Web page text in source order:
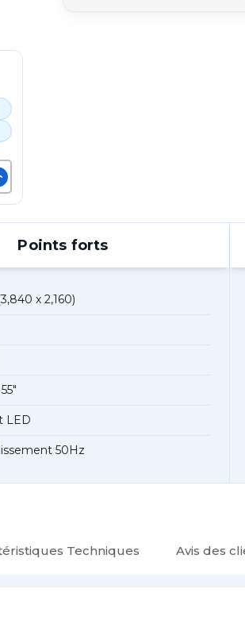
Points forts
x 2,160)
LED
50Hz
Techniques Avis des